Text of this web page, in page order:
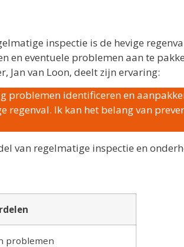
inspectie is de hevige
en eventuele problemen aan te
Jan van Loon, deelt zijn ervaring:
problemen identificeren en
regenval. Ik kan het belang van
van regelmatige inspectie en
problemen